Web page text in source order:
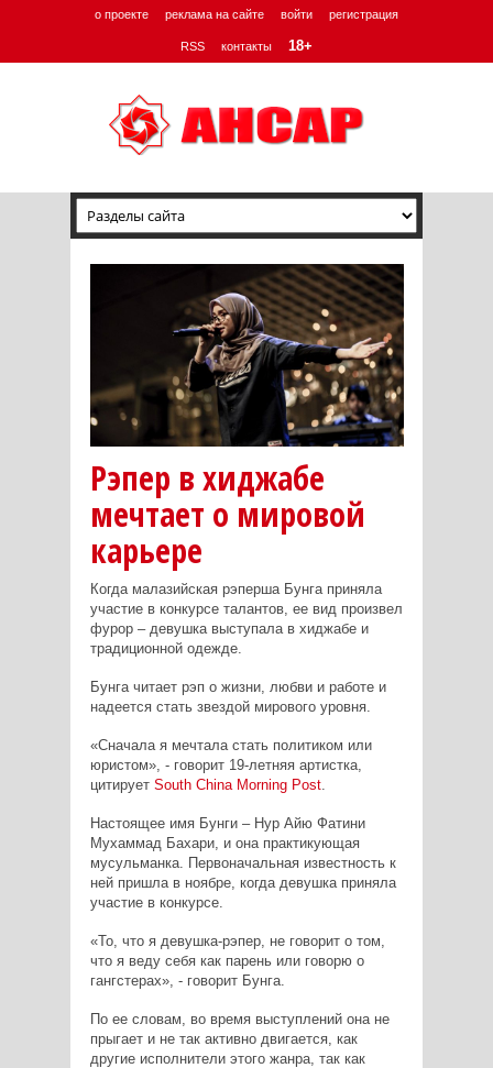
о проекте реклама на сайте войти регистрация
RSS контакты 18+
Рэпер в хиджабе
мечтает о мировой
карьере
Когда малазийская рэперша Бунга приняла
участие в конкурсе талантов, ее вид произвел
фурор – девушка выступала в хиджабе и
традиционной одежде.
Бунга читает рэп о жизни, любви и работе и
надеется стать звездой мирового уровня.
«Сначала я мечтала стать политиком или
юристом», - говорит 19-летняя артистка,
цитирует South China Morning Post.
Настоящее имя Бунги – Нур Айю Фатини
Мухаммад Бахари, и она практикующая
мусульманка. Первоначальная известность к
ней пришла в ноябре, когда девушка приняла
участие в конкурсе.
«То, что я девушка-рэпер, не говорит о том,
что я веду себя как парень или говорю о
гангстерах», - говорит Бунга.
По ее словам, во время выступлений она не
прыгает и не так активно двигается, как
другие исполнители этого жанра, так как